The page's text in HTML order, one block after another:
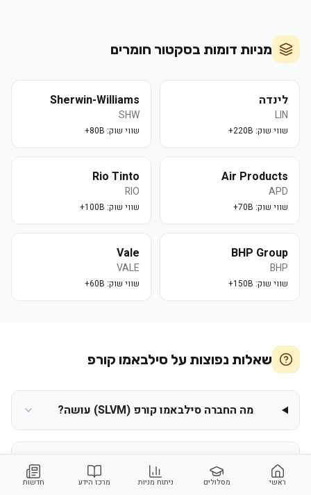
מניות דומות בסקטור חומרים
לינדה
LIN
שווי שוק: 220B+
Sherwin-Williams
SHW
שווי שוק: 80B+
Air Products
APD
שווי שוק: 70B+
Rio Tinto
RIO
שווי שוק: 100B+
BHP Group
BHP
שווי שוק: 150B+
Vale
VALE
שווי שוק: 60B+
שאלות נפוצות על סילבאמו קורפ
מה החברה סילבאמו קורפ (SLVM) עושה?
איך קוראים נכון את הנתונים של מניית סילבאמו
קורפ?ראשי מסלולים ניתוח מניות מרכז הידע חדשות